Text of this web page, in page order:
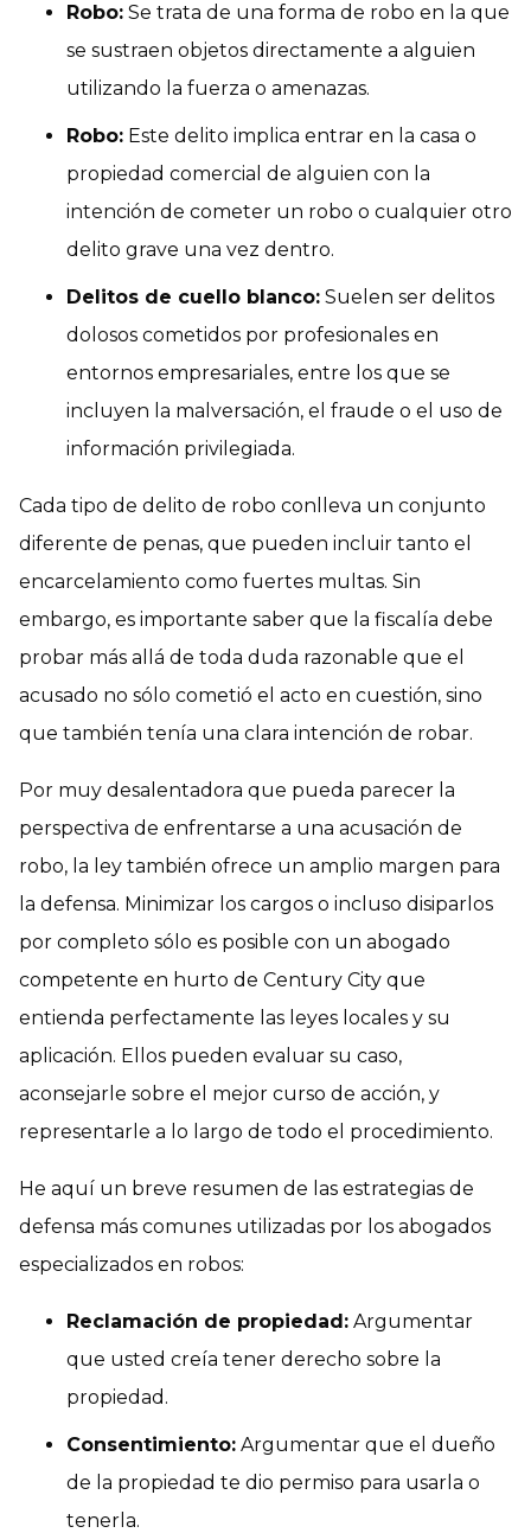
Robo: Se trata de una forma de robo en la que
se sustraen objetos directamente a alguien
utilizando la fuerza o amenazas.
Robo: Este delito implica entrar en la casa o
propiedad comercial de alguien con la
intención de cometer un robo o cualquier otro
delito grave una vez dentro.
Delitos de cuello blanco: Suelen ser delitos
dolosos cometidos por profesionales en
entornos empresariales, entre los que se
incluyen la malversación, el fraude o el uso de
información privilegiada.
Cada tipo de delito de robo conlleva un conjunto
diferente de penas, que pueden incluir tanto el
encarcelamiento como fuertes multas. Sin
embargo, es importante saber que la fiscalía debe
probar más allá de toda duda razonable que el
acusado no sólo cometió el acto en cuestión, sino
que también tenía una clara intención de robar.
Por muy desalentadora que pueda parecer la
perspectiva de enfrentarse a una acusación de
robo, la ley también ofrece un amplio margen para
la defensa. Minimizar los cargos o incluso disiparlos
por completo sólo es posible con un abogado
competente en hurto de Century City que
entienda perfectamente las leyes locales y su
aplicación. Ellos pueden evaluar su caso,
aconsejarle sobre el mejor curso de acción, y
representarle a lo largo de todo el procedimiento.
He aquí un breve resumen de las estrategias de
defensa más comunes utilizadas por los abogados
especializados en robos:
Reclamación de propiedad: Argumentar
que usted creía tener derecho sobre la
propiedad.
Consentimiento: Argumentar que el dueño
de la propiedad te dio permiso para usarla o
tenerla.